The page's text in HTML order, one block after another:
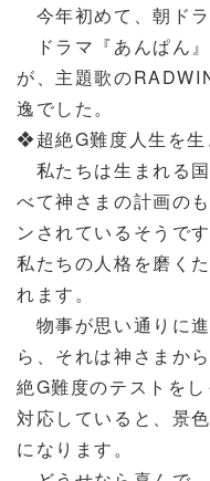
今年初めて、朝ド
ドラマ『あんぱん
が、主題歌の
逸でした。
❖超絶G難度人生を生
私たちは生まれる
べて神さまの計画の
ンされているそうで
私たちの人格を磨く
れます。
物事が思い通りに
ら、それは神さまか
絶G難度のテストを
対応していると、景
になります。